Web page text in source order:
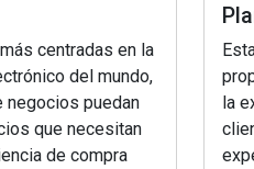
centradas en la
del mundo,
puedan
que necesitan
de compra
la